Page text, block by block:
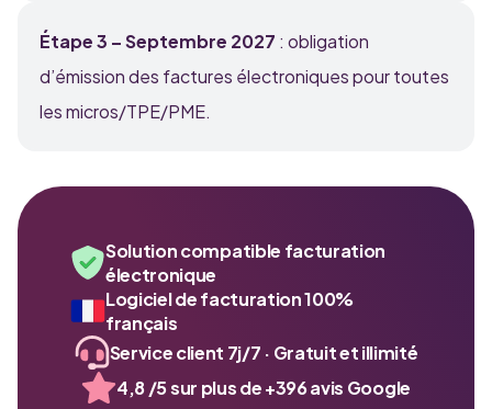
Étape 3 – Septembre 2027 : obligation
d’émission des factures électroniques pour toutes
les micros/TPE/PME.
Solution compatible facturation
électronique
Logiciel de facturation 100%
français
Service client 7j/7 · Gratuit et illimité
4,8 /5 sur plus de +396 avis Google